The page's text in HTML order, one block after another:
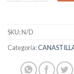
SKU:N/D
Categoría: